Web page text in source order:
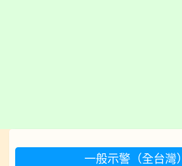
一般示警（全台灣）